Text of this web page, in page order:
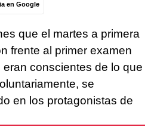
en Google
que el martes a primera
frente al primer examen
conscientes de lo que
se
en los protagonistas de